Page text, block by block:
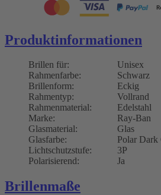
Produktinformationen
Brillen für:
Unisex
Rahmenfarbe:
Schwarz
Brillenform:
Eckig
Rahmentyp:
Vollrand
Rahmenmaterial:
Edelstahl
Marke:
Ray-Ban
Glasmaterial:
Glas
Glasfarbe:
Polar Dark
Lichtschutzstufe:
3P
Polarisierend:
Ja
Brillenmaße